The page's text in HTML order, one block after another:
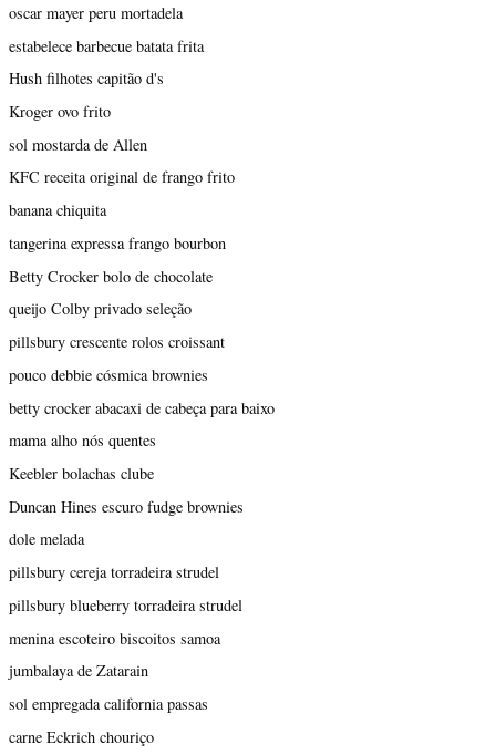
oscar mayer peru mortadela
estabelece barbecue batata frita
Hush filhotes capitão d's
Kroger ovo frito
sol mostarda de Allen
KFC receita original de frango frito
banana chiquita
tangerina expressa frango bourbon
Betty Crocker bolo de chocolate
queijo Colby privado seleção
pillsbury crescente rolos croissant
pouco debbie cósmica brownies
betty crocker abacaxi de cabeça para baixo
mama alho nós quentes
Keebler bolachas clube
Duncan Hines escuro fudge brownies
dole melada
pillsbury cereja torradeira strudel
pillsbury blueberry torradeira strudel
menina escoteiro biscoitos samoa
jumbalaya de Zatarain
sol empregada california passas
carne Eckrich chouriço